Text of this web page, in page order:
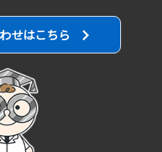
せはこちら